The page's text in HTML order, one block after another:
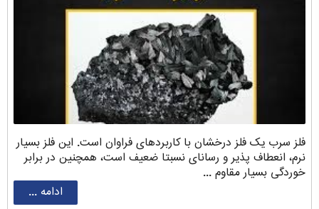
فلز سرب یک فلز درخشان با کاربردهای فراوان است. این فلز بسیار
نرم، انعطاف پذیر و رسانای نسبتا ضعیف است، همچنین در برابر
خوردگی بسیار مقاوم ...
ادامه ...